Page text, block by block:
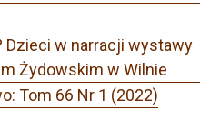
Dzieci w narracji wystawy
Żydowskim w Wilnie
Tom 66 Nr 1 (2022)